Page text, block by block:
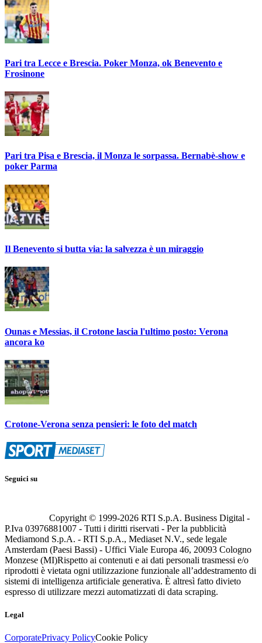
Pari tra Lecce e Brescia. Poker Monza, ok Benevento e
Frosinone
Pari tra Pisa e Brescia, il Monza le sorpassa. Bernabè-show e
poker Parma
Il Benevento si butta via: la salvezza è un miraggio
Ounas e Messias, il Crotone lascia l'ultimo posto: Verona
ancora ko
Crotone-Verona senza pensieri: le foto del match
Seguici su
Copyright © 1999-2026 RTI S.p.A. Business Digital -
P.Iva 03976881007 - Tutti i diritti riservati - Per la pubblicità
Mediamond S.p.A. - RTI S.p.A., Mediaset N.V., sede legale
Amsterdam (Paesi Bassi) - Uffici Viale Europa 46, 20093 Cologno
Monzese (MI)Rispetto ai contenuti e ai dati personali trasmessi e/o
riprodotti è vietata ogni utilizzazione funzionale all’addestramento di
sistemi di intelligenza artificiale generativa. È altresì fatto divieto
espresso di utilizzare mezzi automatizzati di data scraping.
Legal
CorporatePrivacy PolicyCookie Policy